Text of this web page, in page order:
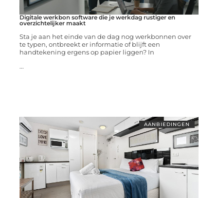
Digitale werkbon software die je werkdag rustiger en
overzichtelijker maakt
Sta je aan het einde van de dag nog werkbonnen over
te typen, ontbreekt er informatie of blijft een
handtekening ergens op papier liggen? In
...
AANBIEDINGEN